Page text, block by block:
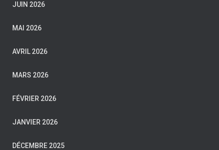
JUIN 2026
MAI 2026
AVRIL 2026
MARS 2026
FÉVRIER 2026
JANVIER 2026
DÉCEMBRE 2025